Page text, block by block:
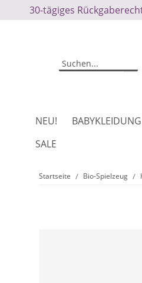
30-tägiges
NEU! BABYKLEIDUNG
SALE
Startseite Bio-Spielzeug